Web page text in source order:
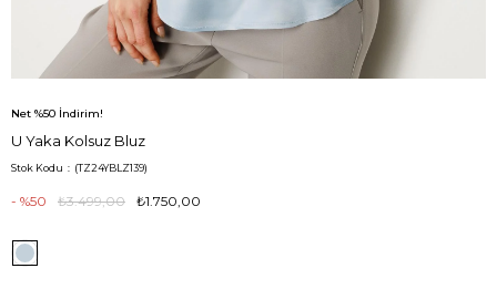
Net %50 İndirim!
U Yaka Kolsuz Bluz
Stok Kodu (TZ24YBLZ139)
50 ₺3.499,00 ₺1.750,00